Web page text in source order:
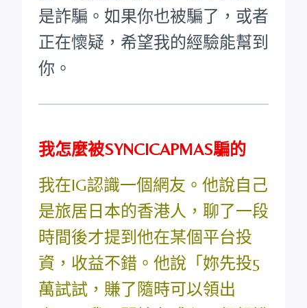
是詐騙。如果你也被騙了，或者
正在懷疑，希望我的經驗能幫到
你。
我怎麼被SYNCICAPMAS騙的
我在IG認識一個網友。他說自己
是旅居日本的香港人，聊了一段
時間後才提到他在某個平台投
資，收益不錯。他說「妳先投5
萬試試，賺了隨時可以領出